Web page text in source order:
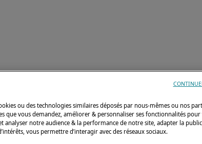
ou des technologies similaires déposés par nous-mêmes ou nos
que vous demandez, améliorer & personnaliser ses fonctionnalités
analyser notre audience & la performance de notre site, adapter la
vous permettre d’interagir avec des réseaux sociaux.